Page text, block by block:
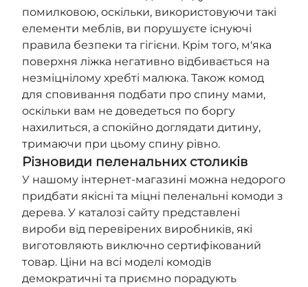
помилковою, оскільки, використовуючи такі
елементи меблів, ви порушуєте існуючі
правила безпеки та гігієни. Крім того, м'яка
поверхня ліжка негативно відбивається на
незміцнілому хребті малюка. Також комод
для сповивання подбати про спину мами,
оскільки вам не доведеться по боргу
нахилиться, а спокійно доглядати дитину,
тримаючи при цьому спину рівно.
Різновиди пеленальних столиків
У нашому інтернет-магазині можна недорого
придбати якісні та міцні пеленальні комоди з
дерева. У каталозі сайту представлені
вироби від перевірених виробників, які
виготовляють виключно сертифікований
товар. Ціни на всі моделі комодів
демократичні та приємно порадують